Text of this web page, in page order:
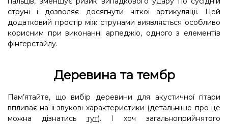
струні і дозволяє досягнути чіткої артикуляції. Цей
додатковий простір між струнами виявляється особливо
корисним при виконанні арпеджіо, одного з елементів
фінгерстайлу.
Деревина та тембр
Пам’ятайте, що вибір деревини для акустичної гітари
впливає на її звукові характеристики (детальніше про це
можна дізнатись тут). І хоч загальноприйнятого